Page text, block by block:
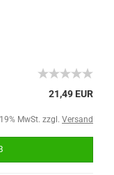
21,49 EUR
MwSt. zzgl. Versand